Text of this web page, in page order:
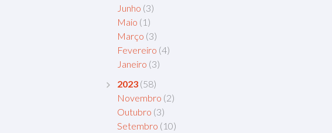
Junho (3)
Maio (1)
Março (3)
Fevereiro (4)
Janeiro (3)
2023 (58)
Novembro (2)
Outubro (3)
Setembro (10)